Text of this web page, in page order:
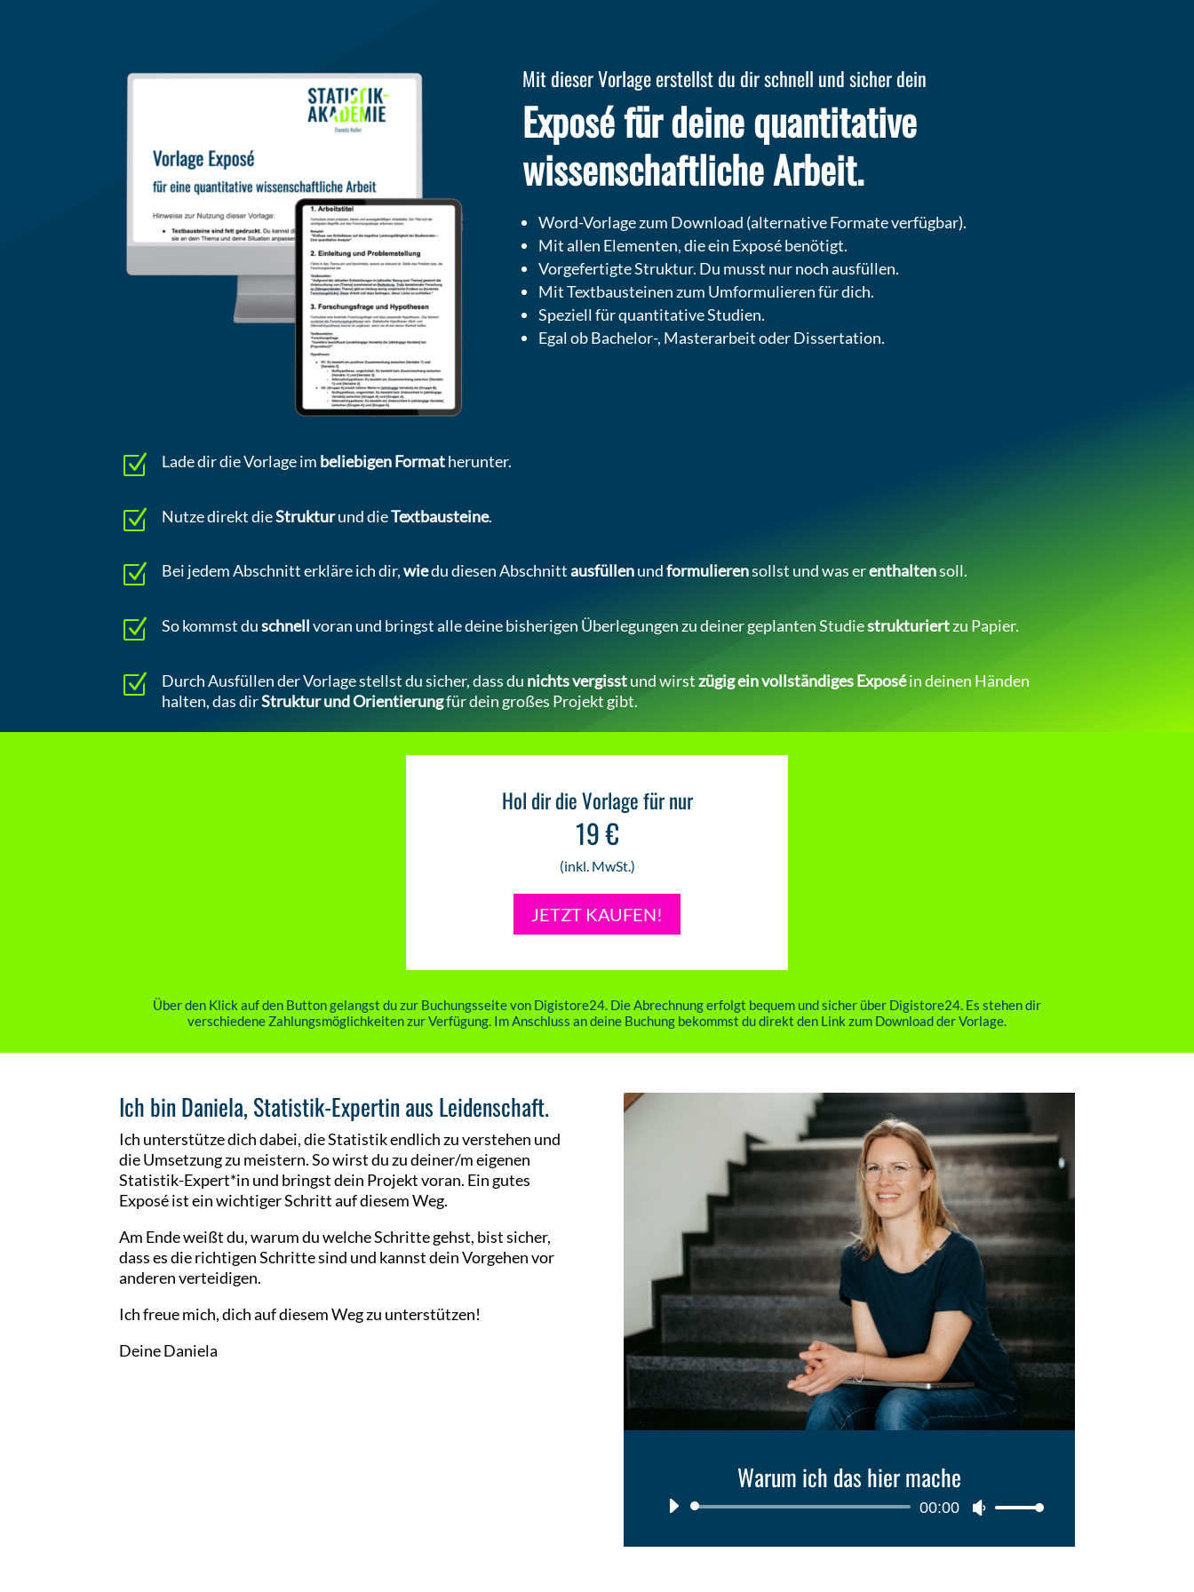
Mit dieser Vorlage erstellst du dir schnell und sicher dein
Exposé für deine quantitative
wissenschaftliche Arbeit.
Word-Vorlage zum Download (alternative Formate verfügbar).
Mit allen Elementen, die ein Exposé benötigt.
Vorgefertigte Struktur. Du musst nur noch ausfüllen.
Mit Textbausteinen zum Umformulieren für dich.
Speziell für quantitative Studien.
Egal ob Bachelor-, Masterarbeit oder Dissertation.
Z Lade dir die Vorlage im beliebigen Formatherunter.
Z Nutze direkt dieStrukturund dieTextbausteine.
Z Bei jedem Abschnitt erkläre ich dir,wiedu diesen Abschnittausfüllenundformulierensollst und was erenthaltensoll.
Z So kommst duschnellvoran und bringst alle deine bisherigen Überlegungen zu deiner geplanten Studiestrukturiertzu Papier.
Z Durch Ausfüllen der Vorlage stellst du sicher, dass du nichts vergisstund wirstzügig ein vollständiges Exposéin deinen Händen
halten, das dirStruktur und Orientierungfür dein großes Projekt gibt.
Hol dir die Vorlage für nur
19 €
(inkl. MwSt.)
JETZT KAUFEN!
Über den Klick auf den Button gelangst du zur Buchungsseite von Digistore24. Die Abrechnung erfolgt bequem und sicher über Digistore24. Es stehen dir
verschiedene Zahlungsmöglichkeiten zur Verfügung. Im Anschluss an deine Buchung bekommst du direkt den Link zum Download der Vorlage.
Ich bin Daniela, Statistik-Expertin aus Leidenschaft.
Ich unterstütze dich dabei, die Statistik endlich zu verstehen und
die Umsetzung zu meistern. So wirst du zu deiner/m eigenen
Statistik-Expert*in und bringst dein Projekt voran. Ein gutes
Exposé ist ein wichtiger Schritt auf diesem Weg.
Am Ende weißt du, warum du welche Schritte gehst, bist sicher,
dass es die richtigen Schritte sind und kannst dein Vorgehen vor
anderen verteidigen.
Ich freue mich, dich auf diesem Weg zu unterstützen!
Deine Daniela
Warum ich das hier mache
Audio-
00:00
Pfeiltasten
benutzen,